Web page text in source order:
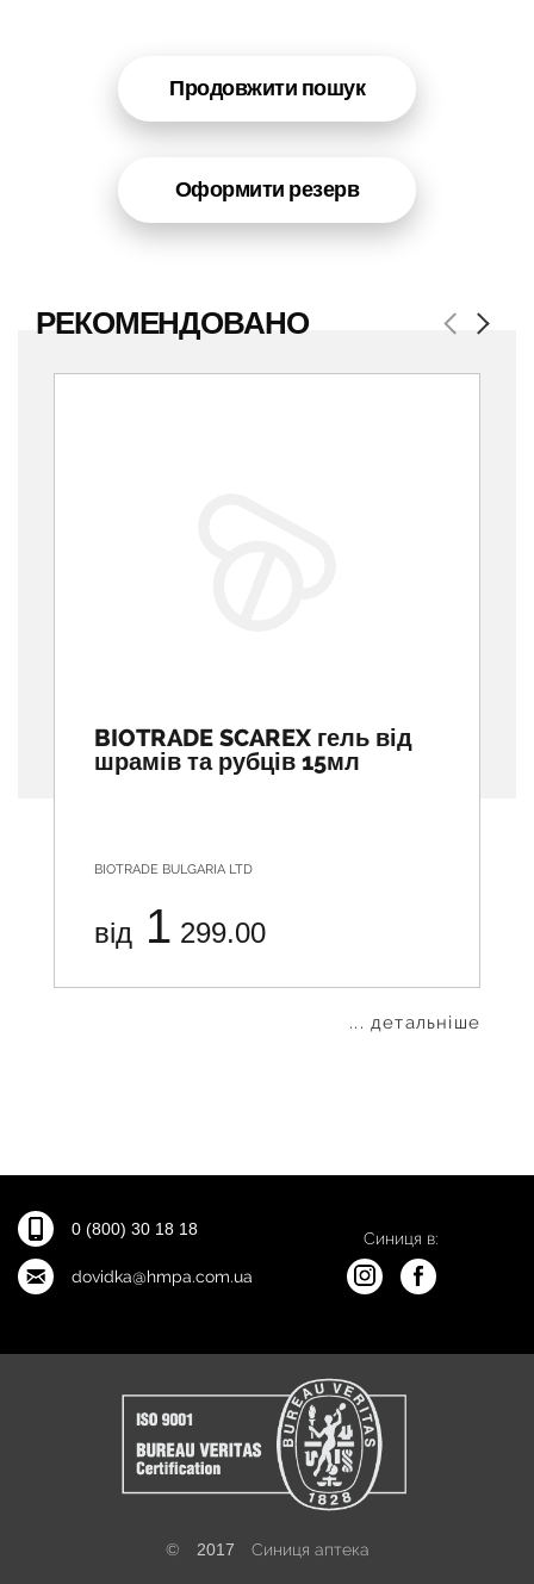
Продовжити пошук
Оформити резерв
РЕКОМЕНДОВАНО Previous
BIOTRADE SCAREX гель від
шрамів та рубців 15мл
BIOTRADE BULGARIA LTD
від 1 299.00
... детальніше
Next
0 (800) 30 18 18
dovidka@hmpa.com.ua
Синиця в:
© 2017 Синиця аптека